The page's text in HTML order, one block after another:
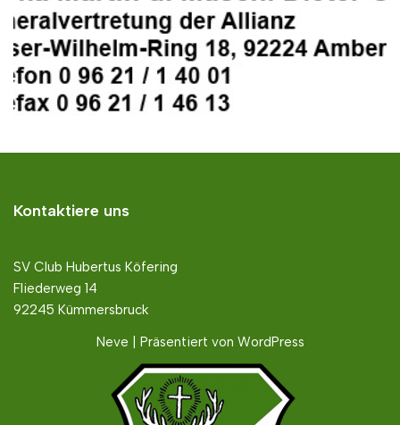
Kontaktiere uns
SV Club Hubertus Köfering
Fliederweg 14
92245 Kümmersbruck
Neve | Präsentiert von WordPress